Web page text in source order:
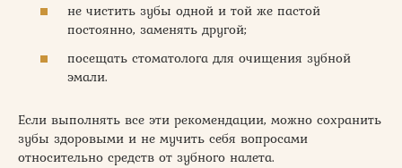
не чистить зубы одной и той же пастой
постоянно, заменять другой;
посещать стоматолога для очищения зубной
эмали.
Если выполнять все эти рекомендации, можно сохранить
зубы здоровыми и не мучить себя вопросами
относительно средств от зубного налета.